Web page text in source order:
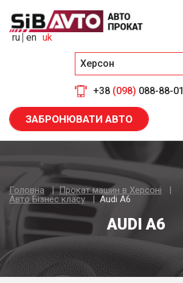
Херсон
+38 (098) 088-88-01
ru en uk
ЗАБРОНЮВАТИ АВТО
Головна
Прокат машин в Херсоні
Авто Бiзнес класу
Audi A6
AUDI A6